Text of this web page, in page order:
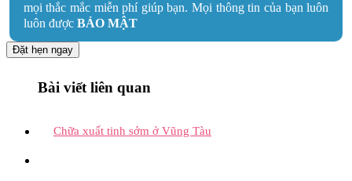
mọi thắc mắc miễn phí giúp bạn. Mọi thông tin của bạn luôn
luôn được BẢO MẬT
Đặt hẹn ngay
Bài viết liên quan
Chữa xuất tinh sớm ở Vũng Tàu